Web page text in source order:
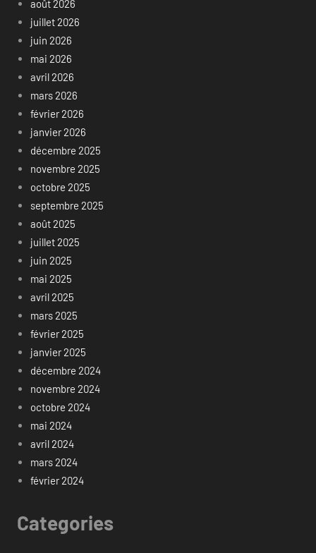
août 2026
juillet 2026
juin 2026
mai 2026
avril 2026
mars 2026
février 2026
janvier 2026
décembre 2025
novembre 2025
octobre 2025
septembre 2025
août 2025
juillet 2025
juin 2025
mai 2025
avril 2025
mars 2025
février 2025
janvier 2025
décembre 2024
novembre 2024
octobre 2024
mai 2024
avril 2024
mars 2024
février 2024
Categories